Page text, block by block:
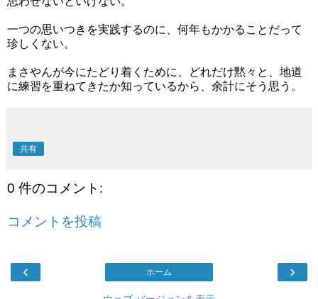
一つの思いつきを実践するのに、何年もかかることだって
珍しくない。
まさやんが今にたどり着くために、どれだけ黙々と、地道
に練習を重ねてきたか知っているから、余計にそう思う。
共有
0 件のコメント:
コメントを投稿
‹ ›
ホーム